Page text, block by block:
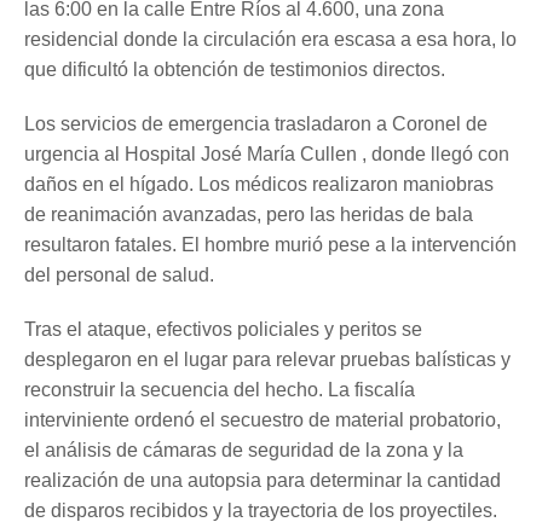
las 6:00 en la calle Entre Ríos al 4.600, una zona
residencial donde la circulación era escasa a esa hora, lo
que dificultó la obtención de testimonios directos.
Los servicios de emergencia trasladaron a Coronel de
urgencia al Hospital José María Cullen , donde llegó con
daños en el hígado. Los médicos realizaron maniobras
de reanimación avanzadas, pero las heridas de bala
resultaron fatales. El hombre murió pese a la intervención
del personal de salud.
Tras el ataque, efectivos policiales y peritos se
desplegaron en el lugar para relevar pruebas balísticas y
reconstruir la secuencia del hecho. La fiscalía
interviniente ordenó el secuestro de material probatorio,
el análisis de cámaras de seguridad de la zona y la
realización de una autopsia para determinar la cantidad
de disparos recibidos y la trayectoria de los proyectiles.